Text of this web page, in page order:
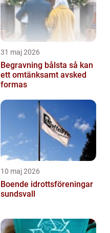
31 maj 2026
Begravning bålsta så kan
ett omtänksamt avsked
formas
10 maj 2026
Boende idrottsföreningar
sundsvall